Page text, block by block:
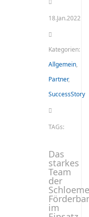
18.Jan.2022
Kategorien:
Allgemein,
Partner,
SuccessStory
TAGs:
Das
starkes
Team
der
im